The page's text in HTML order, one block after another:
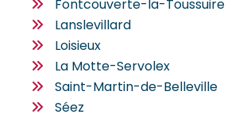
Fontcouverte-la-Toussuire
Lanslevillard
Loisieux
La Motte-Servolex
Saint-Martin-de-Belleville
Séez